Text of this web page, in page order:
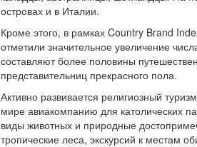
островах и в Италии.
Кроме этого, в рамках Country Brand
отметили значительное увеличение
составляют более половины
представительниц прекрасного пола.
Активно развивается религиозный
мире авиакомпанию для католических
виды животных и природные
тропические леса, экскурсий к местам